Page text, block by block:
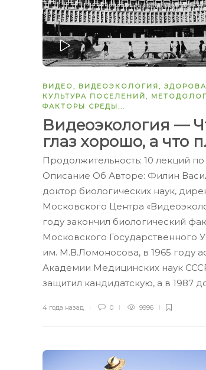
ЗАПУСТИТЬ
ВИДЕО , ВИДЕОЭКОЛОГИЯ ,
КУЛЬТУРА ПОСЕЛЕНИЙ ,
ФАКТОРЫ СРЕДЫ
Видеоэкология —
глаз хорошо, а что
Продолжительность: 10 лекций
Описание Об Авторе: Филин
доктор биологических наук,
Московского Центра
году закончил биологический
Московского Государственного
им. М.В.Ломоносова, в 1965 году
Академии Медицинских наук
защитил кандидатскую, а в 1987
4 года назад 0 9996